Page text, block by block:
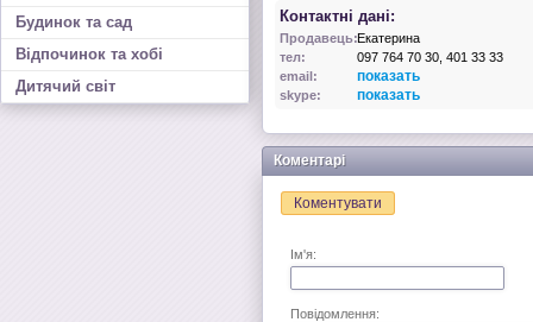
Будинок та сад
Відпочинок та хобі
Дитячий світ
Контактні дані:
Продавець:Екатерина
тел:
097 764 70 30, 401 33 33
email:
показать
skype: показать
Коментарі
Коментувати
Ім'я:
Повідомлення: